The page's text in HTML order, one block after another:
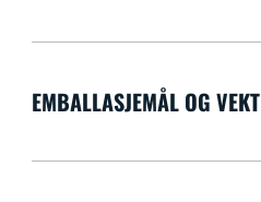
EMBALLASJEMÅL OG VEKT